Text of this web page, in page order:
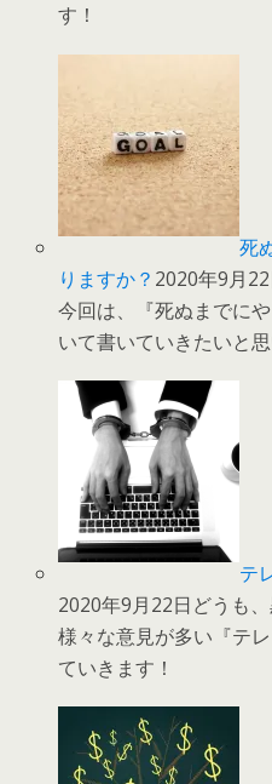
す！
死
りますか？ 2020年9月
今回は、『死ぬまでに
いて書いていきたいと思
テ
2020年9月22日どうも
様々な意見が多い『テ
ていきます！